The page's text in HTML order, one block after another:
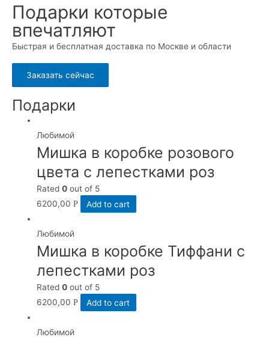
Подарки которые
впечатляют
Быстрая и бесплатная доставка по Москве и области
Заказать сейчас
Подарки
Любимой
Мишка в коробке розового
цвета с лепестками роз
Rated0 out of 5
6200,00Р Add to cart
Любимой
Мишка в коробке Тиффани с
лепестками роз
Rated0 out of 5
6200,00Р Add to cart
Любимой